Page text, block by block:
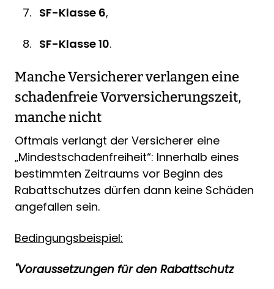
SF-Klasse 6,
SF-Klasse 10.
Manche Versicherer verlangen eine
schadenfreie Vorversicherungszeit,
manche nicht
Oftmals verlangt der Versicherer eine
„Mindestschadenfreiheit“: Innerhalb eines
bestimmten Zeitraums vor Beginn des
Rabattschutzes dürfen dann keine Schäden
angefallen sein.
Bedingungsbeispiel:
"Voraussetzungen für den Rabattschutz